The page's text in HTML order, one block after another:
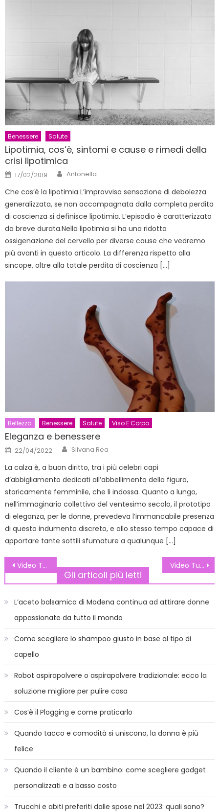
Benessere Salute
Lipotimia, cos’è, sintomi e cause e rimedi della
crisi lipotimica
Posted
on
17/02/2019 Author
Antonella
Che cos’è la lipotimia L’improvvisa sensazione di debolezza
generalizzata, se non accompagnata dalla completa perdita
di coscienza si definisce lipotimia. L’episodio è caratterizzato
da breve durata.Nella lipotimia si ha una ridotta
ossigenazione del cervello per diverse cause che vedremo
più avanti in questo articolo. La differenza rispetto alla
sincope, oltre alla totale perdita di coscienza […]
Bellezza Benessere Salute Viso E Corpo
Eleganza e benessere
Posted
on
22/04/2022 Author
Silvana Rea
La calza è, a buon diritto, tra i più celebri capi
d’abbigliamento dedicati all’abbellimento della figura,
storicamente femminile, che li indossa. Quanto a lungo,
nell’immaginario collettivo del ventesimo secolo, il prototipo
di eleganza, per le donne, prevedeva l’immancabile presenza
di questo indumento discreto, e allo stesso tempo capace di
apportare tante sottili sfumature a qualunque […]
Navigazione
articoli
Video Tutorial: Trucco sposa Video Tutorial:Trucco HALLOWEEN
Gli articoli più letti
L’aceto balsamico di Modena continua ad attirare donne
appassionate da tutto il mondo
Come scegliere lo shampoo giusto in base al tipo di
capello
Robot aspirapolvere o aspirapolvere tradizionale: ecco la
soluzione migliore per pulire casa
Cos’è il Plogging e come praticarlo
Quando tacco e comodità si uniscono, la donna è più
felice
Quando il cliente è un bambino: come scegliere gadget
personalizzati e a basso costo
Trucchi e abiti preferiti dalle spose nel 2023: quali sono?